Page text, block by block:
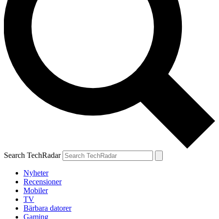
Search TechRadar
Nyheter
Recensioner
Mobiler
TV
Bärbara datorer
Gaming